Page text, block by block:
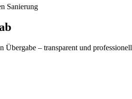
Sanierung
Übergabe – transparent und professionell